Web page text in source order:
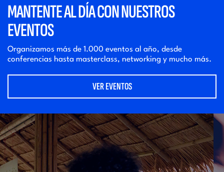
MANTENTE AL DÍA CON NUESTROS
EVENTOS
Organizamos más de 1.000 eventos al año, desde
conferencias hasta masterclass, networking y mucho más.
VER EVENTOS